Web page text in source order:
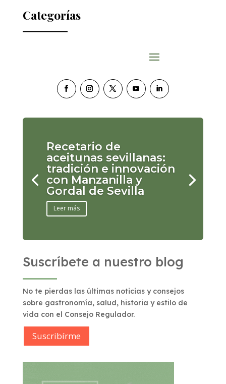
Categorías
Recetario de
aceitunas sevillanas:
tradición e innovación
con Manzanilla y
Gordal de Sevilla
Leer más
Suscríbete a nuestro blog
No te pierdas las últimas noticias y consejos
sobre gastronomía, salud, historia y estilo de
vida con el Consejo Regulador.
Suscribírme